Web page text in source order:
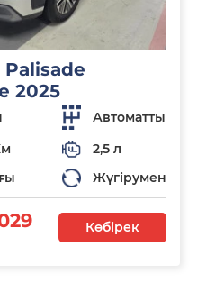
2025
Автоматты
2,5 л
Жүгірумен
Көбірек